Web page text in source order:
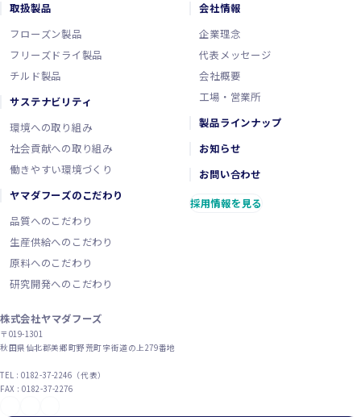
取扱製品
フローズン製品
フリーズドライ製品
チルド製品
サステナビリティ
環境への取り組み
社会貢献への取り組み
働きやすい環境づくり
ヤマダフーズのこだわり
品質へのこだわり
生産供給へのこだわり
原料へのこだわり
研究開発へのこだわり
会社情報
企業理念
代表メッセージ
会社概要
工場・営業所
製品ラインナップ
お知らせ
お問い合わせ
採用情報を見る
株式会社ヤマダフーズ
〒019-1301
秋田県仙北郡美郷町野荒町字街道の上279番地
TEL : 0182-37-2246（代表）
FAX : 0182-37-2276